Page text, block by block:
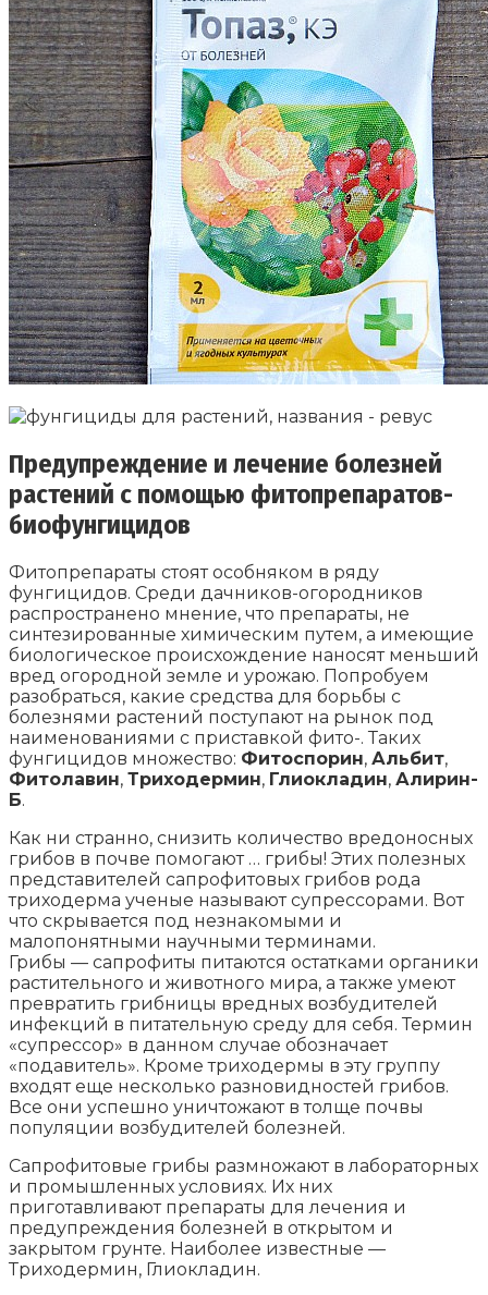
Предупреждение и лечение болезней
растений с помощью фитопрепаратов-
биофунгицидов
Фитопрепараты стоят особняком в ряду
фунгицидов. Среди дачников-огородников
распространено мнение, что препараты, не
синтезированные химическим путем, а имеющие
биологическое происхождение наносят меньший
вред огородной земле и урожаю. Попробуем
разобраться, какие средства для борьбы с
болезнями растений поступают на рынок под
наименованиями с приставкой фито-. Таких
фунгицидов множество: Фитоспорин, Альбит,
Фитолавин, Триходермин, Глиокладин, Алирин-
Б.
Как ни странно, снизить количество вредоносных
грибов в почве помогают … грибы! Этих полезных
представителей сапрофитовых грибов рода
триходерма ученые называют супрессорами. Вот
что скрывается под незнакомыми и
малопонятными научными терминами.
Грибы — сапрофиты питаются остатками органики
растительного и животного мира, а также умеют
превратить грибницы вредных возбудителей
инфекций в питательную среду для себя. Термин
«супрессор» в данном случае обозначает
«подавитель». Кроме триходермы в эту группу
входят еще несколько разновидностей грибов.
Все они успешно уничтожают в толще почвы
популяции возбудителей болезней.
Сапрофитовые грибы размножают в лабораторных
и промышленных условиях. Их них
приготавливают препараты для лечения и
предупреждения болезней в открытом и
закрытом грунте. Наиболее известные —
Триходермин, Глиокладин.